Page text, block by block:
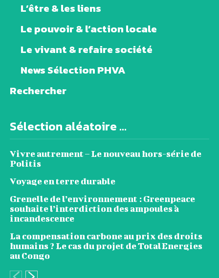
L’être & les liens
Le pouvoir & l’action locale
Le vivant & refaire société
News Sélection PHVA
Rechercher
Sélection aléatoire ...
Vivre autrement – Le nouveau hors-série de
Politis
Voyage en terre durable
Grenelle de l’environnement : Greenpeace
souhaite l’interdiction des ampoules à
incandescence
La compensation carbone au prix des droits
humains ? Le cas du projet de TotalEnergies
au Congo